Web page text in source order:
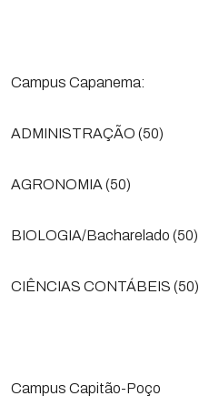
Campus Capanema:
ADMINISTRAÇÃO (50)
AGRONOMIA (50)
BIOLOGIA/Bacharelado (50)
CIÊNCIAS CONTÁBEIS (50)
Campus Capitão-Poço